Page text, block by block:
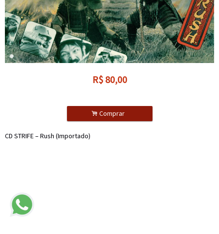
R$ 80,00
. Comprar
CD STRIFE – Rush (Importado)